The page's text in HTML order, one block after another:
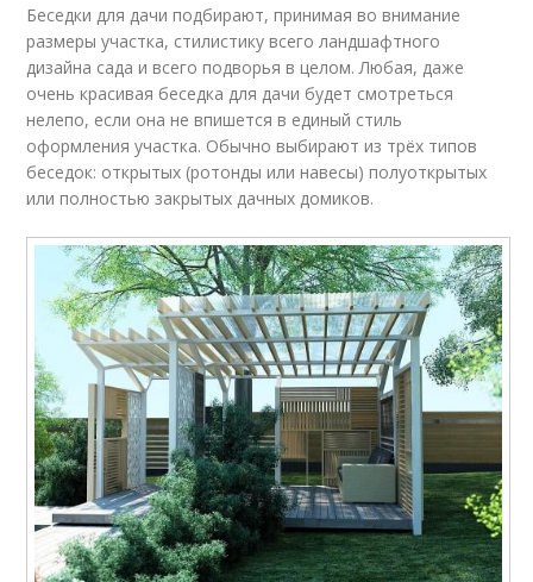
Беседки для дачи подбирают, принимая во внимание
размеры участка, стилистику всего ландшафтного
дизайна сада и всего подворья в целом. Любая, даже
очень красивая беседка для дачи будет смотреться
нелепо, если она не впишется в единый стиль
оформления участка. Обычно выбирают из трёх типов
беседок: открытых (ротонды или навесы) полуоткрытых
или полностью закрытых дачных домиков.